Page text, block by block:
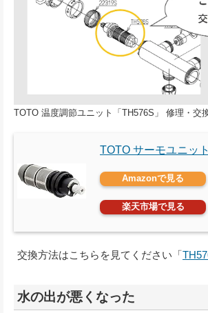
TOTO 温度調節ユニット「TH576S」 修理・交
TOTO サーモユニッ
Amazonで見る
楽天市場で見る
交換方法はこちらを見てください「
水の出が悪くなった